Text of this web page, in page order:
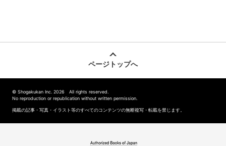
ページトップへ
© Shogakukan Inc. 2026 All rights reserved.
No reproduction or republication without written permission.
掲載の記事・写真・イラスト等のすべてのコンテンツの無断複写・転載を禁じます。